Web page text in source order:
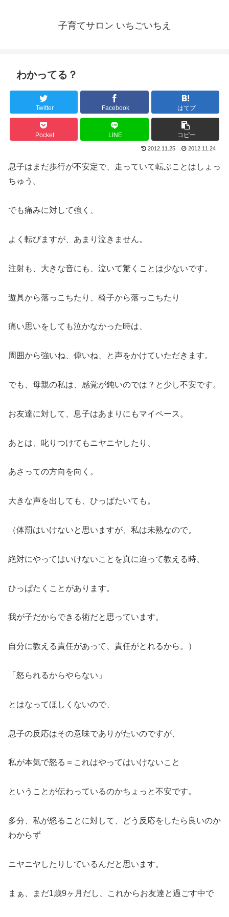
子育てサロン いちごいちえ
わかってる？
Twitter Facebook はてブ
Pocket LINE コピー
2012.11.25 2012.11.24
息子はまだ歩行が不安定で、走っていて転ぶことはしょっ
ちゅう。
でも痛みに対して強く、
よく転びますが、あまり泣きません。
注射も、大きな音にも、泣いて驚くことは少ないです。
遊具から落っこちたり、椅子から落っこちたり
痛い思いをしても泣かなかった時は、
周囲から強いね、偉いね、と声をかけていただきます。
でも、母親の私は、感覚が鈍いのでは？と少し不安です。
お友達に対して、息子はあまりにもマイペース。
あとは、叱りつけてもニヤニヤしたり、
あさっての方向を向く。
大きな声を出しても、ひっぱたいても。
（体罰はいけないと思いますが、私は未熟なので。
絶対にやってはいけないことを真に迫って教える時、
ひっぱたくことがあります。
我が子だからできる術だと思っています。
自分に教える責任があって、責任がとれるから。）
「怒られるからやらない」
とはなってほしくないので、
息子の反応はその意味でありがたいのですが、
私が本気で怒る＝これはやってはいけないこと
ということが伝わっているのかちょっと不安です。
多分、私が怒ることに対して、どう反応をしたら良いのか
わからず
ニヤニヤしたりしているんだと思います。
まぁ、まだ1歳9ヶ月だし、これからお友達と過ごす中で